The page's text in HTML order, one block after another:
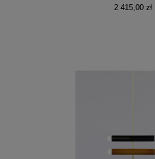
2 415,00 zł